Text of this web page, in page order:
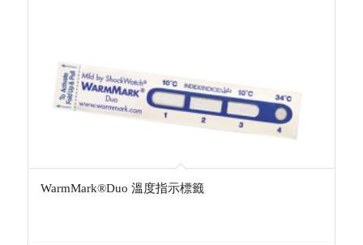
WarmMark®Duo 溫度指示標籤